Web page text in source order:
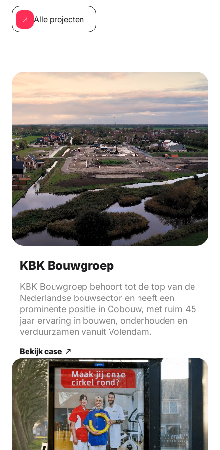
Alle projecten
KBK Bouwgroep
KBK Bouwgroep behoort tot de top van de
Nederlandse bouwsector en heeft een
prominente positie in Cobouw, met ruim 45
jaar ervaring in bouwen, onderhouden en
verduurzamen vanuit Volendam.
Bekijk case